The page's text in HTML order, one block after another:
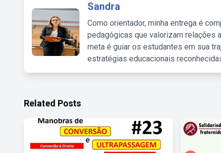
Sandra
Como orientador, minha entrega é
pedagógicas que valorizam relações
meta é guiar os estudantes em sua
estratégias educacionais
Related Posts